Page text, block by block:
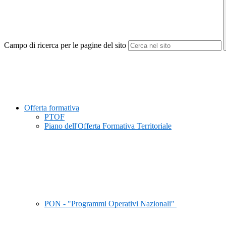
Campo di ricerca per le pagine del sito
Offerta formativa
PTOF
Piano dell'Offerta Formativa Territoriale
PON - "Programmi Operativi Nazionali"